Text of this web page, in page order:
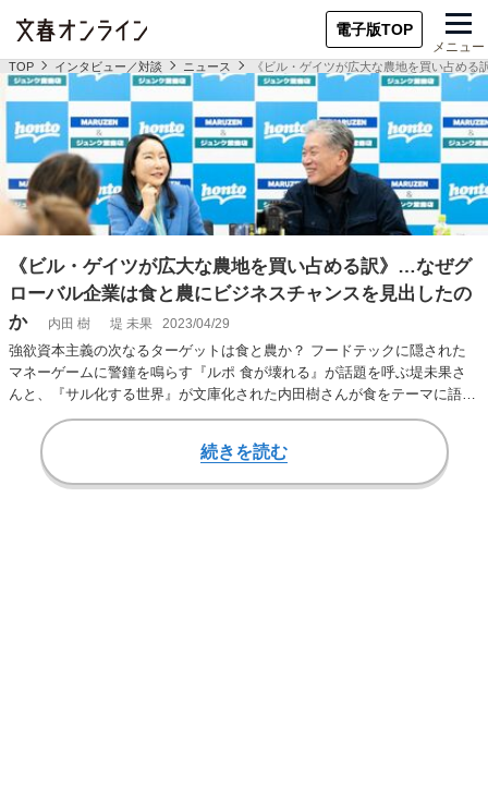
電子版TOP
メニュー
TOP インタビュー／対談 ニュース 《ビル・ゲイツが広大な農地を買い占め
《ビル・ゲイツが広大な農地を買い占める訳》…なぜグ
ローバル企業は食と農にビジネスチャンスを見出したの
か
内田 樹 堤 未果 2023/04/29
強欲資本主義の次なるターゲットは食と農か？ フードテックに隠された
マネーゲームに警鐘を鳴らす『ルポ 食が壊れる』が話題を呼ぶ堤未果さ
んと、『サル化する世界』が文庫化された内田樹さんが食をテーマに語り
合った。◆◆◆内…
続きを読む